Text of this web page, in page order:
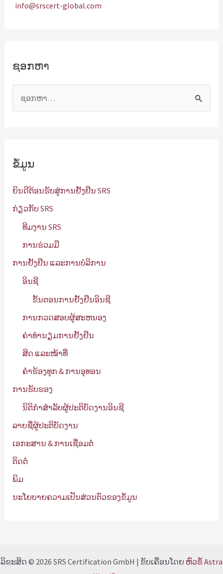
info@srscert-global.com
ຊອກຫາ
າ
ຂໍ້ມູນ
ຍິນດີຕ້ອນຮັບສູ່ການຢັ້ງຢືນ SRS
ກ່ຽວກັບ SRS
ທີມງານ SRS
ການຮ່ວມມື
ການຢັ້ງຢືນ ແລະການບໍລິການ
ອິນຊີ
ຂັ້ນຕອນການຢັ້ງຢືນອິນຊີ
ການກວດສອບຜູ້ສະຫນອງ
ຄ່າທຳນຽມການຢັ້ງຢືນ
ສິດ ແລະໜ້າທີ່
ຄໍາຮ້ອງທຸກ & ການອຸທອນ
ການຮັບຮອງ
ນິຕິກໍາສໍາລັບຜູ້ປະຕິບັດງານອິນຊີ
ລາຍຊື່ຜູ້ປະຕິບັດງານ
ເອກະສານ & ການເຊື່ອມຕໍ່
ຕິດຕໍ່
ພິມ
ນະໂຍບາຍຄວາມເປັນສ່ວນຕົວຂອງຂໍ້ມູນ
ລິຂະສິດ © 2026 SRS Certification GmbH | ຂັບເຄື່ອນໂດຍ ຫົວຂໍ້ Astra